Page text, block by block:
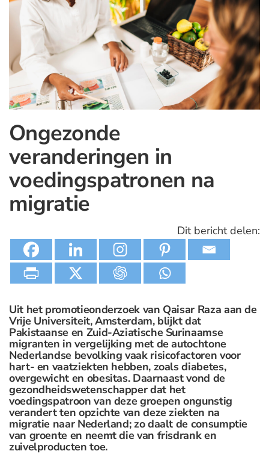
Ongezonde
veranderingen in
voedingspatronen na
migratie
Dit bericht delen:
Uit het promotieonderzoek van Qaisar Raza aan de
Vrije Universiteit, Amsterdam, blijkt dat
Pakistaanse en Zuid-Aziatische Surinaamse
migranten in vergelijking met de autochtone
Nederlandse bevolking vaak risicofactoren voor
hart- en vaatziekten hebben, zoals diabetes,
overgewicht en obesitas. Daarnaast vond de
gezondheidswetenschapper dat het
voedingspatroon van deze groepen ongunstig
verandert ten opzichte van deze ziekten na
migratie naar Nederland; zo daalt de consumptie
van groente en neemt die van frisdrank en
zuivelproducten toe.